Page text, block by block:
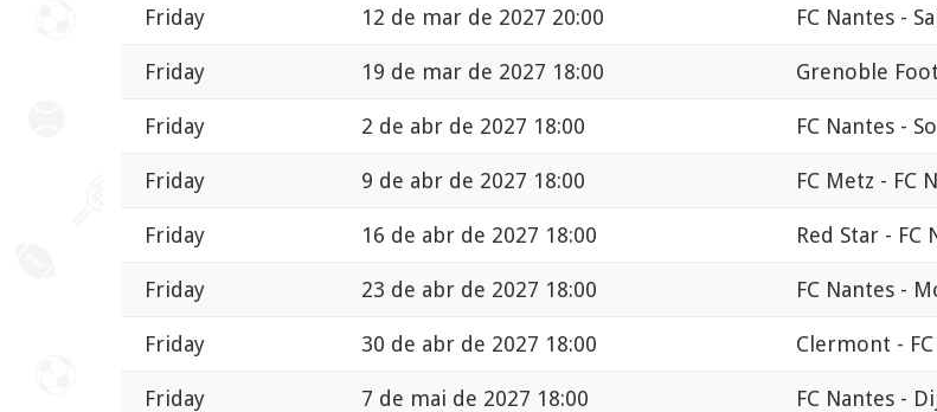
Friday 12 de mar de 2027 20:00 FC Nantes -
Friday 19 de mar de 2027 18:00 Grenoble
Friday 2 de abr de 2027 18:00 FC Nantes -
Friday 9 de abr de 2027 18:00 FC Metz - FC
Friday 16 de abr de 2027 18:00 Red Star - FC
Friday 23 de abr de 2027 18:00 FC Nantes -
Friday 30 de abr de 2027 18:00 Clermont -
Friday 7 de mai de 2027 18:00 FC Nantes -